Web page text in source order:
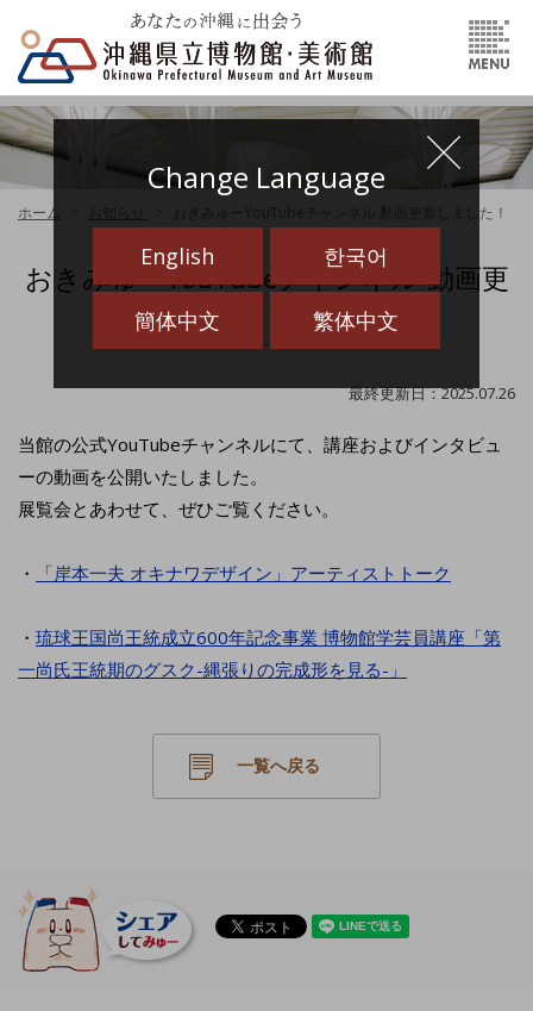
Change Language
English 한국어
簡体中文 繁体中文
ホーム おきみゅーYouTubeチャンネル 動画更新しました！
おきみゅーYouTubeチャンネル 動画更
新しました！
最終更新日：2025.07.26
当館の公式YouTubeチャンネルにて、講座およびインタビュ
ーの動画を公開いたしました。
展覧会とあわせて、ぜひご覧ください。
・ 「岸本一夫 オキナワデザイン」アーティストトーク
・ 琉球王国尚王統成立600年記念事業 博物館学芸員講座「第
一尚氏王統期のグスク-縄張りの完成形を見る-」
一覧へ戻る